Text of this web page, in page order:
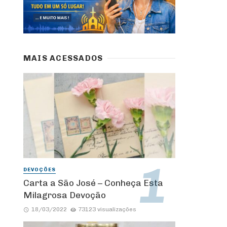
MAIS ACESSADOS
DEVOÇÕES
Carta a São José – Conheça Esta
Milagrosa Devoção
18/03/2022 73123 visualizações